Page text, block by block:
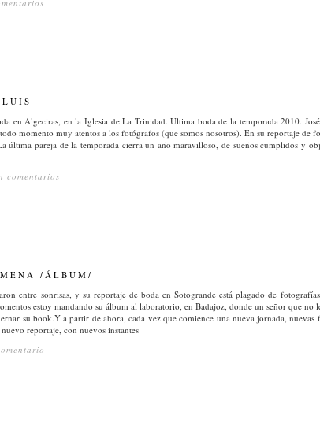
en Algeciras, en la Iglesia de La Trinidad. Última boda de la temporada 2010.
momento muy atentos a los fotógrafos (que somos nosotros). En su reportaje de
última pareja de la temporada cierra un año maravilloso, de sueños cumplidos y
comentarios
comentarios
/ÁLBUM/
entre sonrisas, y su reportaje de boda en Sotogrande está plagado de
estoy mandando su álbum al laboratorio, en Badajoz, donde un señor que no
su book.Y a partir de ahora, cada vez que comience una nueva jornada, nuevas
reportaje, con nuevos instantes
/ÁLBUM/